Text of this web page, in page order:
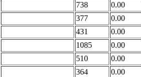
738 0.00
377 0.00
431 0.00
1085 0.00
510 0.00
364 0.00